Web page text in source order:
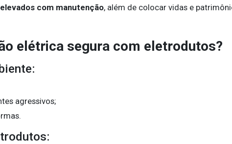
com manutenção, além de colocar vidas e
elétrica segura com eletrodutos?
agressivos;